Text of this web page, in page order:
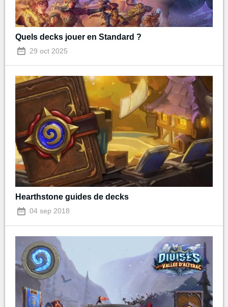
Quels decks jouer en Standard ?
29 oct 2025
Hearthstone guides de decks
04 sep 2018